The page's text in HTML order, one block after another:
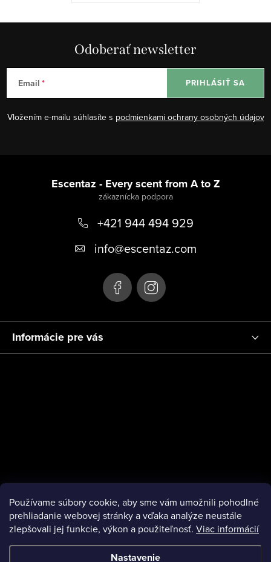
Používame súbory cookie, aby sme vám umožnili pohodlné
prehliadanie webovej stránky a vďaka analýze neustále
zlepšovali jej funkcie, výkon a použiteľnosť. Viac informácií
Nastavenie
Odoberať newsletter
Email
Vložením e-mailu súhlasíte s podmienkami ochrany osobných údajov
PRIHLÁSIŤ SA
Escentaz - Every scent from A to Z
+421 944 494 929
info@escentaz.com
Informácie pre vás